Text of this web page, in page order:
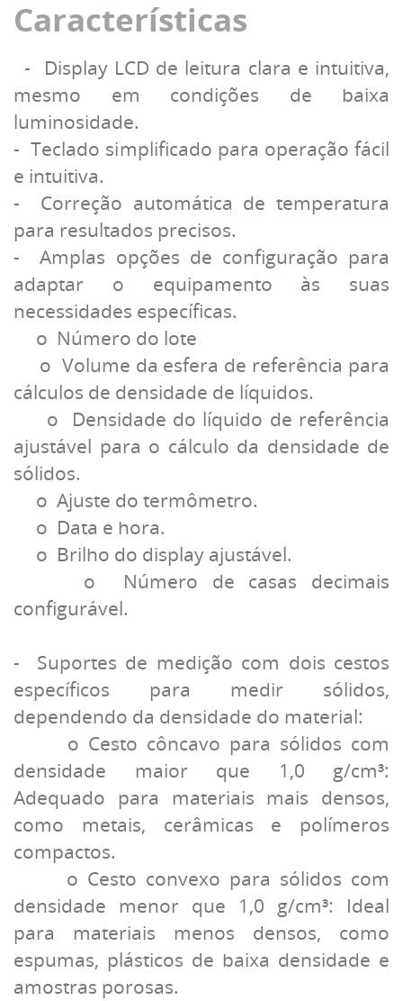
Características
Display LCD de leitura clara e intuitiva,
mesmo em condições de baixa
luminosidade.
- Teclado simplificado para operação fácil
e intuitiva.
- Correção automática de temperatura
para resultados precisos.
- Amplas opções de configuração para
adaptar o equipamento às suas
necessidades específicas.
o Número do lote
o Volume da esfera de referência para
cálculos de densidade de líquidos.
o Densidade do líquido de referência
ajustável para o cálculo da densidade de
sólidos.
o Ajuste do termômetro.
o Data e hora.
o Brilho do display ajustável.
o Número de casas decimais
configurável.
- Suportes de medição com dois cestos
específicos para medir sólidos,
dependendo da densidade do material:
o Cesto côncavo para sólidos com
densidade maior que 1,0 g/cm³:
Adequado para materiais mais densos,
como metais, cerâmicas e polímeros
compactos.
o Cesto convexo para sólidos com
densidade menor que 1,0 g/cm³: Ideal
para materiais menos densos, como
espumas, plásticos de baixa densidade e
amostras porosas.